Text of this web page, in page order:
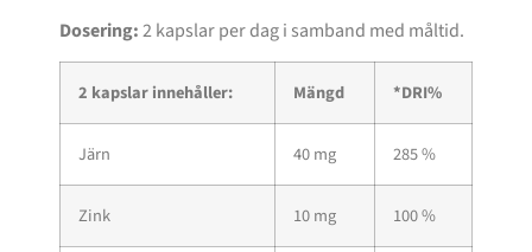
Dosering:2 kapslar per dag i samband med måltid.
2 kapslar innehåller: Mängd *DRI%
Järn 40 mg 285 %
Zink 10 mg 100 %